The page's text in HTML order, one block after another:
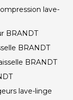
lave-
BRANDT
BRANDT
BRANDT
lave-linge